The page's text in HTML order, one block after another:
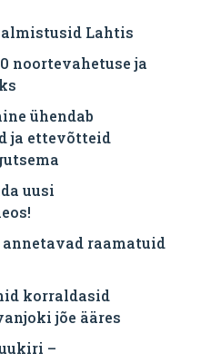
Lahtis
noortevahetuse ja
ühendab
ja ettevõtteid
uusi
raamatuid
korraldasid
jõe ääres
–